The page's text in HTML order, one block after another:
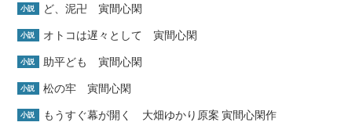
小説 ど、泥卍 寅間心閑
小説 オトコは遅々として 寅間心閑
小説 助平ども 寅間心閑
小説 松の牢 寅間心閑
小説 もうすぐ幕が開く 大畑ゆかり原案 寅間心閑作